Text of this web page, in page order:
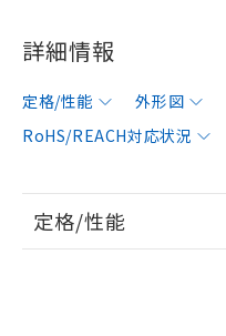
詳細情報
定格/性能 外形図
RoHS/REACH対応状況
定格/性能